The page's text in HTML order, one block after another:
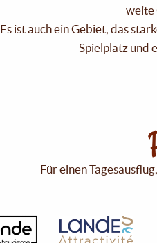
weite
Es ist auch ein Gebiet, das
Spielplatz und
Für einen